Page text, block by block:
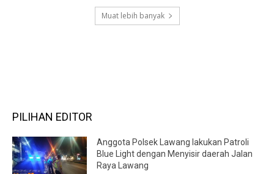
Muat lebih banyak
PILIHAN EDITOR
Anggota Polsek Lawang lakukan Patroli
Blue Light dengan Menyisir daerah Jalan
Raya Lawang